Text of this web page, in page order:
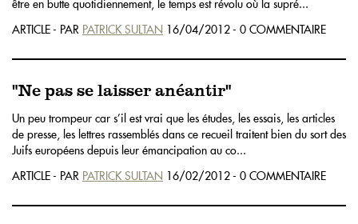
être en butte quotidiennement, le temps est révolu où la supré...
ARTICLE - PAR PATRICK SULTAN 16/04/2012 - 0 COMMENTAIRE
"Ne pas se laisser anéantir"
Un peu trompeur car s’il est vrai que les études, les essais, les articles
de presse, les lettres rassemblés dans ce recueil traitent bien du sort des
Juifs européens depuis leur émancipation au co...
ARTICLE - PAR PATRICK SULTAN 16/02/2012 - 0 COMMENTAIRE